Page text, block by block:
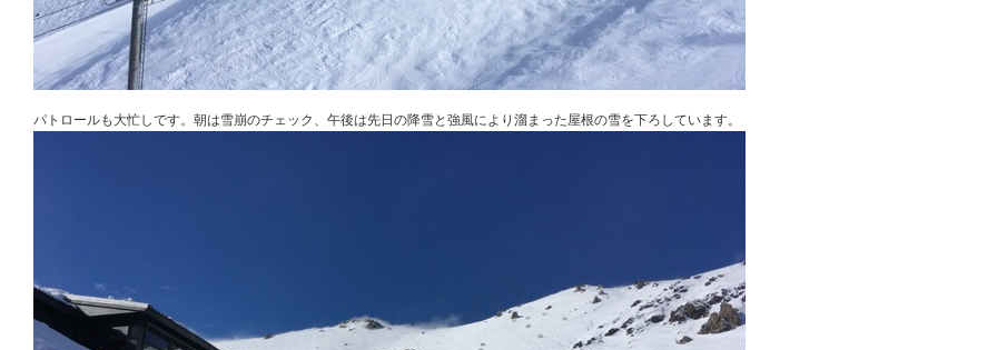
パトロールも大忙しです。朝は雪崩のチェック、午後は先日の降雪と強風により溜まった屋根の雪を下ろしています。